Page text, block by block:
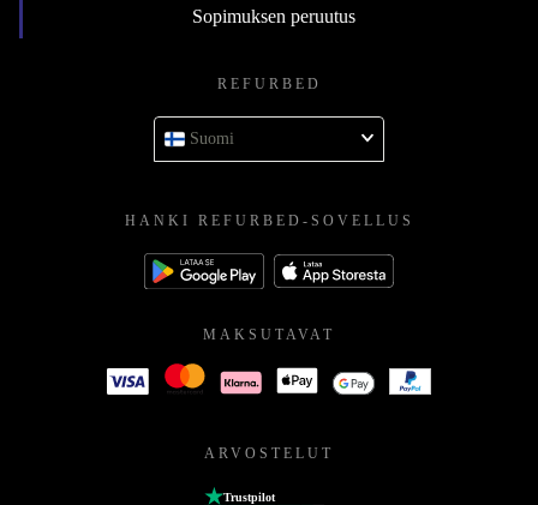
Sopimuksen peruutus
REFURBED
Suomi
HANKI REFURBED-SOVELLUS
MAKSUTAVAT
ARVOSTELUT
Trustpilot